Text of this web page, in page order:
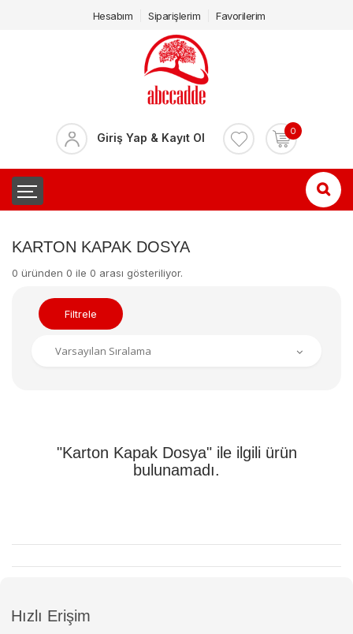
Hesabım Siparişlerim Favorilerim
Giriş Yap & Kayıt Ol 0
KARTON KAPAK DOSYA
0 üründen 0 ile 0 arası gösteriliyor.
Filtrele
"Karton Kapak Dosya" ile ilgili ürün
bulunamadı.
Hızlı Erişim